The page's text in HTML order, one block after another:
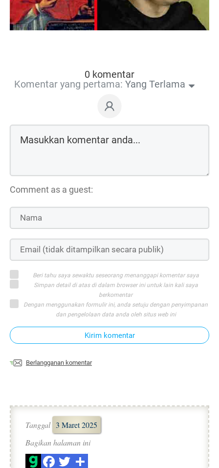
0 komentar
Komentar yang pertama: Yang Terlama
Comment as a guest:
Beri tahu saya sewaktu seseorang menanggapi komentar saya
Simpan detail di atas di dalam browser ini untuk lain kali saya
berkomentar
Dengan menggunakan formulir ini, anda setuju dengan penyimpanan
dan pengelolaan data anda oleh situs web ini
Kirim komentar
Berlangganan komentar
Tanggal 3 Maret 2025
Bagikan halaman ini